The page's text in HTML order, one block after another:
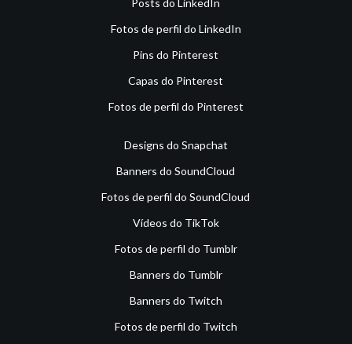
Fotos de perfil do LinkedIn
Pins do Pinterest
Capas do Pinterest
Fotos de perfil do Pinterest
Designs do Snapchat
Banners do SoundCloud
Fotos de perfil do SoundCloud
Vídeos do TikTok
Fotos de perfil do Tumblr
Banners do Tumblr
Banners do Twitch
Fotos de perfil do Twitch